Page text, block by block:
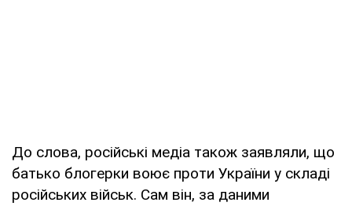
До слова, російські медіа також заявляли, що
батько блогерки воює проти України у складі
російських військ. Сам він, за даними